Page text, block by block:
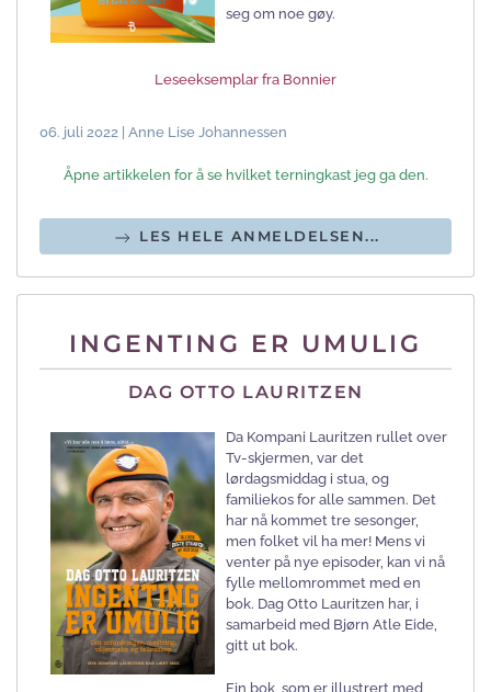
seg om noe gøy.
Leseeksemplar fra Bonnier
06. juli 2022 | Anne Lise Johannessen
Åpne artikkelen for å se hvilket terningkast jeg ga den.
LES HELE ANMELDELSEN...
INGENTING ER UMULIG
DAG OTTO LAURITZEN
Da Kompani Lauritzen rullet over
Tv-skjermen, var det
lørdagsmiddag i stua, og
familiekos for alle sammen. Det
har nå kommet tre sesonger,
men folket vil ha mer! Mens vi
venter på nye episoder, kan vi nå
fylle mellomrommet med en
bok. Dag Otto Lauritzen har, i
samarbeid med Bjørn Atle Eide,
gitt ut bok.
Fin bok, som er illustrert med